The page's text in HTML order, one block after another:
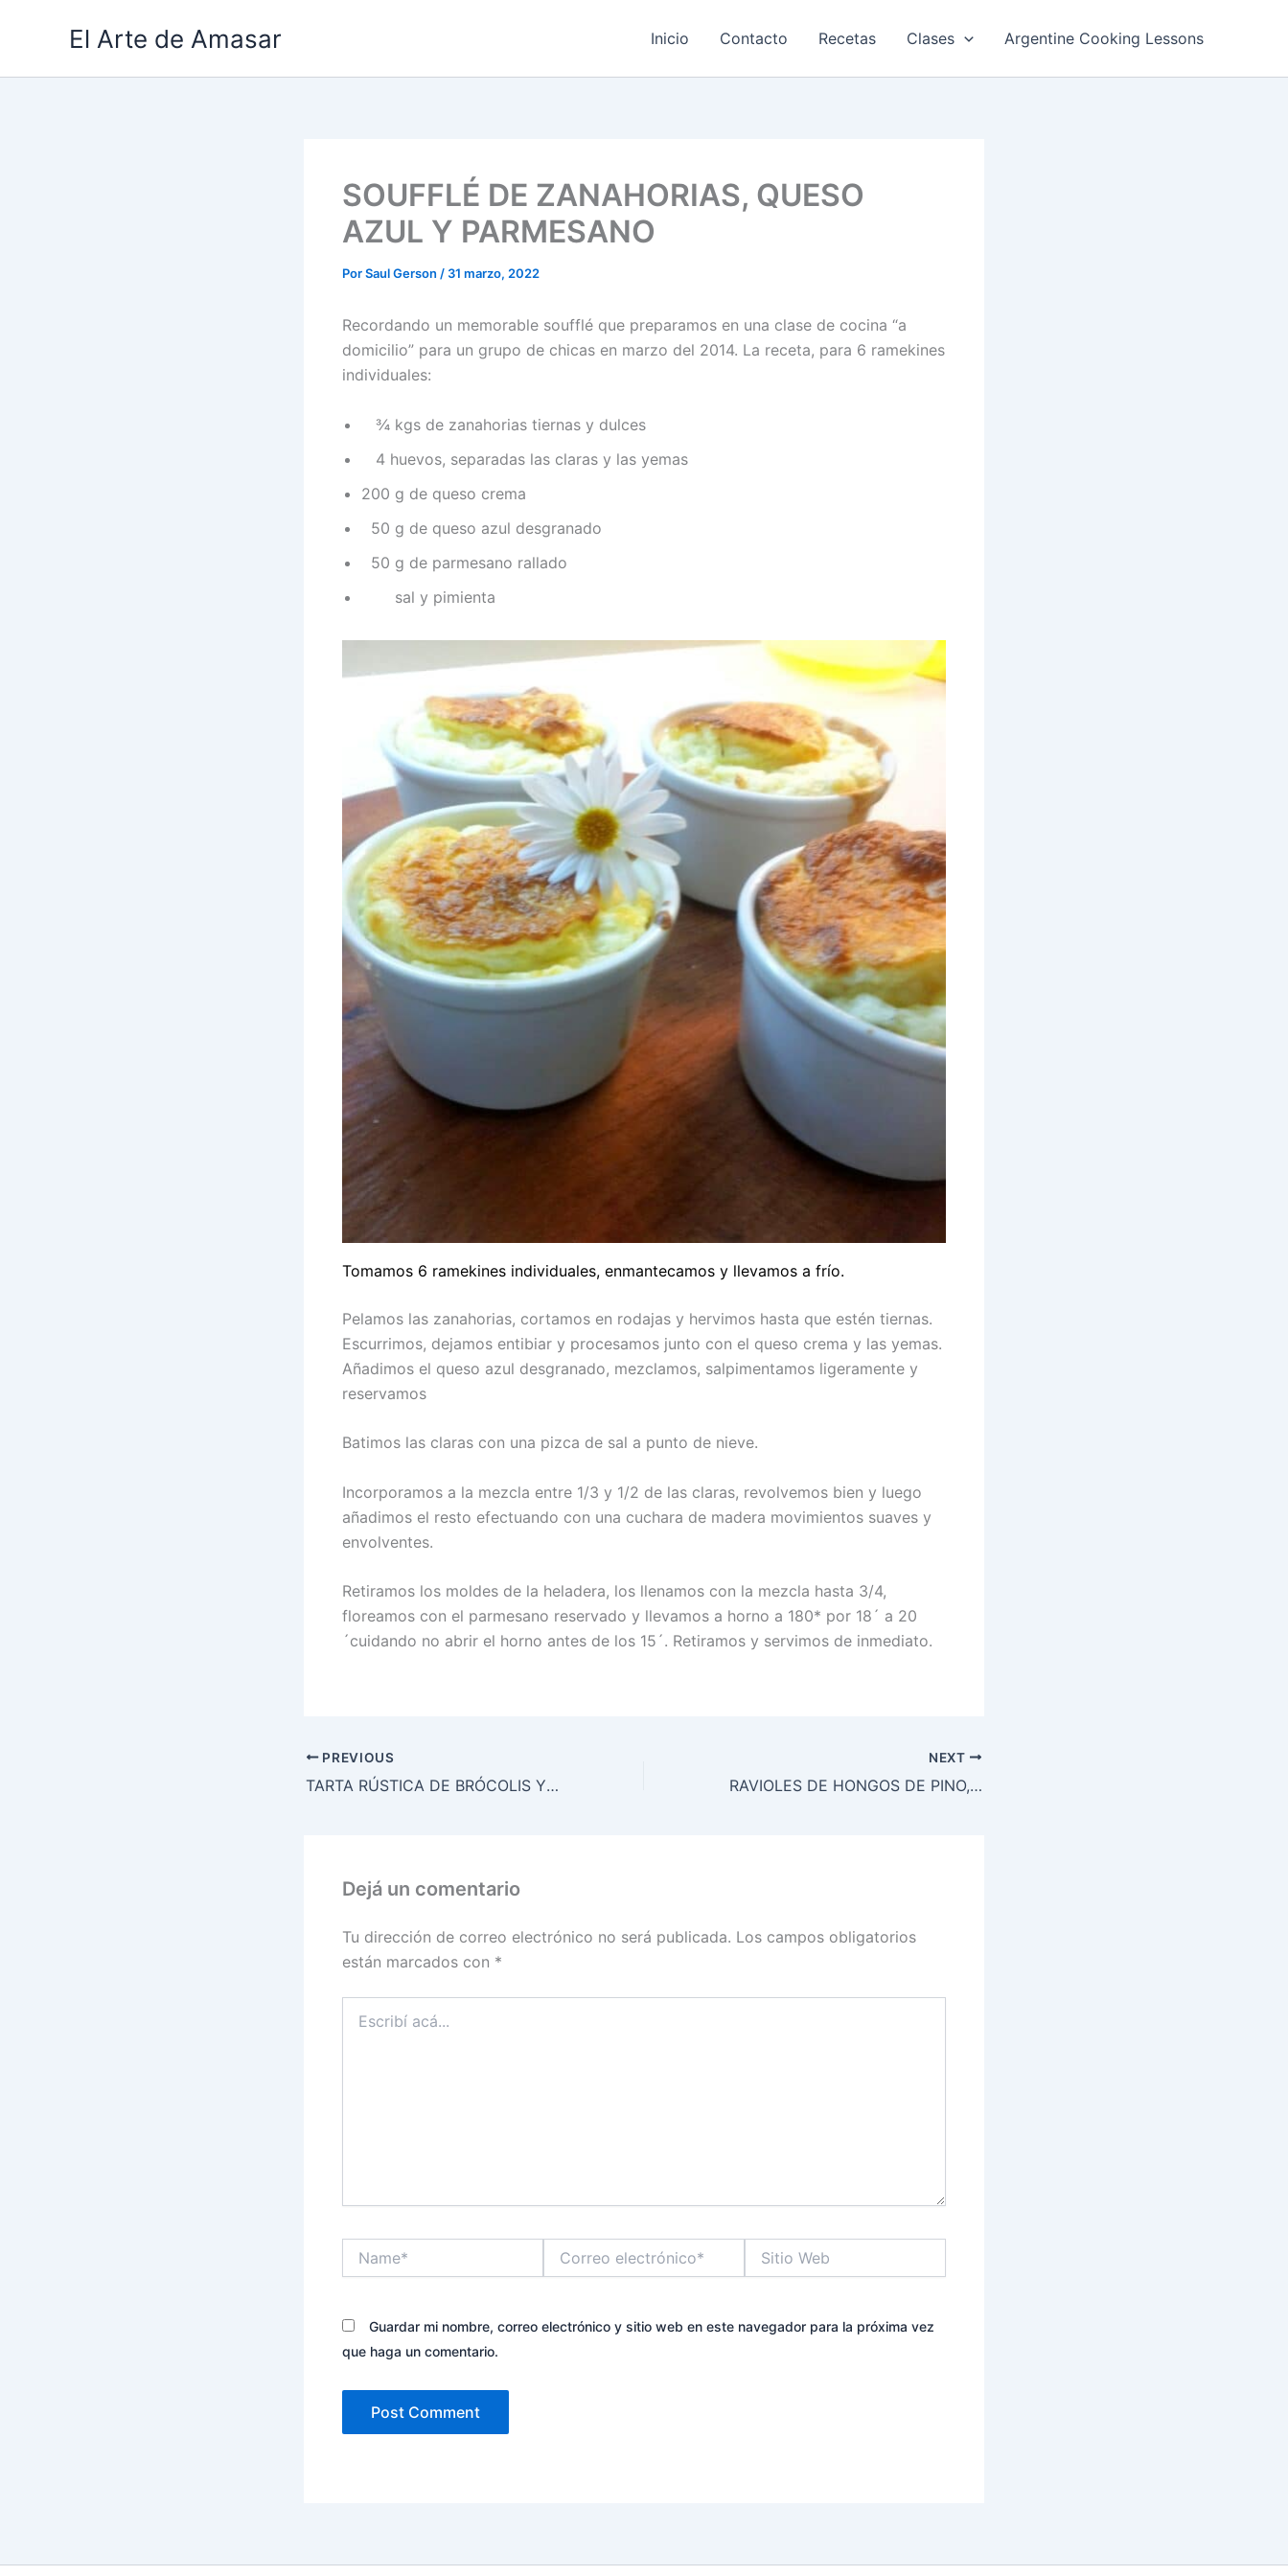
El Arte de Amasar Inicio Contacto Recetas Clases Argentine Cooking Lessons
SOUFFLÉ DE ZANAHORIAS, QUESO
AZUL Y PARMESANO
PorSaul Gerson / 31 marzo, 2022
Recordando un memorable soufflé que preparamos en una clase de cocina “a
domicilio” para un grupo de chicas en marzo del 2014. La receta, para 6 ramekines
individuales:
¾ kgs de zanahorias tiernas y dulces
4 huevos, separadas las claras y las yemas
200 g de queso crema
50 g de queso azul desgranado
50 g de parmesano rallado
sal y pimienta
Tomamos 6 ramekines individuales, enmantecamos y llevamos a frío.
Pelamos las zanahorias, cortamos en rodajas y hervimos hasta que estén tiernas.
Escurrimos, dejamos entibiar y procesamos junto con el queso crema y las yemas.
Añadimos el queso azul desgranado, mezclamos, salpimentamos ligeramente y
reservamos
Batimos las claras con una pizca de sal a punto de nieve.
Incorporamos a la mezcla entre 1/3 y 1/2 de las claras, revolvemos bien y luego
añadimos el resto efectuando con una cuchara de madera movimientos suaves y
envolventes.
Retiramos los moldes de la heladera, los llenamos con la mezcla hasta 3/4,
floreamos con el parmesano reservado y llevamos a horno a 180* por 18´ a 20
´cuidando no abrir el horno antes de los 15´. Retiramos y servimos de inmediato.
PREVIOUS
TARTA RÚSTICA DE BRÓCOLIS Y TOMATES CHERRY
NEXT
RAVIOLES DE HONGOS DE PINO, TOMILLO Y PAPAS, A LA MANTECA Y SALVIA
Dejá un comentario
Tu dirección de correo electrónico no será publicada. Los campos obligatorios
están marcados con *
acá...
electrónico*
Web
Guardar mi nombre, correo electrónico y sitio web en este navegador para la próxima vez
que haga un comentario.